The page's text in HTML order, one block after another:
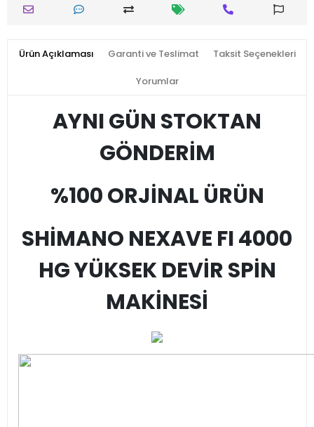
Ürün Açıklaması Garanti ve Teslimat Taksit Seçenekleri
Yorumlar
AYNI GÜN STOKTAN
GÖNDERİM
%100 ORJİNAL ÜRÜN
SHİMANO NEXAVE FI 4000
HG YÜKSEK DEVİR SPİN
MAKİNESİ